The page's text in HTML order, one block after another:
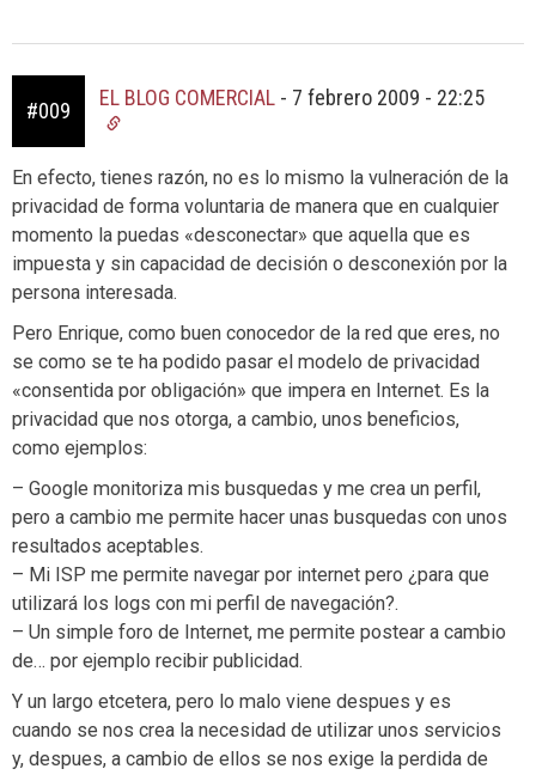
#009
EL BLOG COMERCIAL - 7 febrero 2009 - 22:25
En efecto, tienes razón, no es lo mismo la vulneración de la
privacidad de forma voluntaria de manera que en cualquier
momento la puedas «desconectar» que aquella que es
impuesta y sin capacidad de decisión o desconexión por la
persona interesada.
Pero Enrique, como buen conocedor de la red que eres, no
se como se te ha podido pasar el modelo de privacidad
«consentida por obligación» que impera en Internet. Es la
privacidad que nos otorga, a cambio, unos beneficios,
como ejemplos:
– Google monitoriza mis busquedas y me crea un perfil,
pero a cambio me permite hacer unas busquedas con unos
resultados aceptables.
– Mi ISP me permite navegar por internet pero ¿para que
utilizará los logs con mi perfil de navegación?.
– Un simple foro de Internet, me permite postear a cambio
de… por ejemplo recibir publicidad.
Y un largo etcetera, pero lo malo viene despues y es
cuando se nos crea la necesidad de utilizar unos servicios
y, despues, a cambio de ellos se nos exige la perdida de